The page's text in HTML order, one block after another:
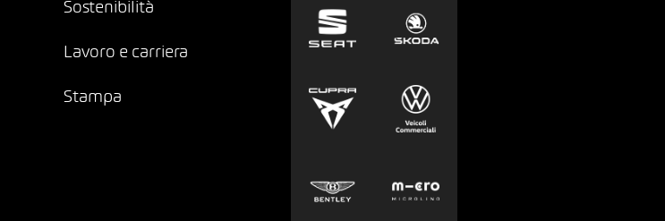
Sostenibilità
Lavoro e carriera
Stampa